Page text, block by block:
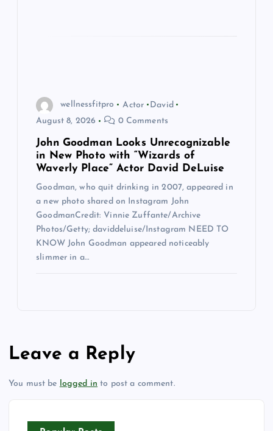
wellnessfitpro Actor
David
August 8, 2026
0 Comments
John Goodman Looks Unrecognizable
in New Photo with “Wizards of
Waverly Place” Actor David DeLuise
Goodman, who quit drinking in 2007, appeared in
a new photo shared on Instagram John
GoodmanCredit: Vinnie Zuffante/Archive
Photos/Getty; daviddeluise/Instagram NEED TO
KNOW John Goodman appeared noticeably
slimmer in a…
Leave a Reply
You must be logged in to post a comment.